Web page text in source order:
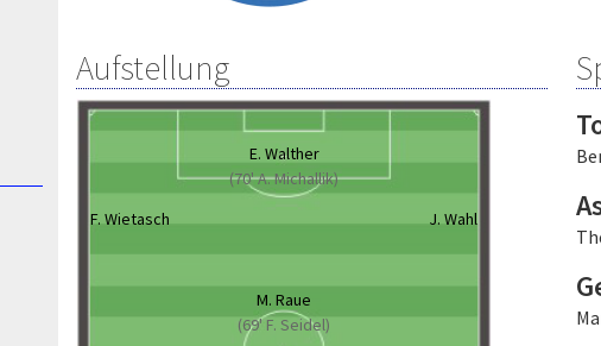
Aufstellung
E. Walther
(70' A. Michallik)
F. Wietasch
J. Wahl
M. Raue
(69' F. Seidel)